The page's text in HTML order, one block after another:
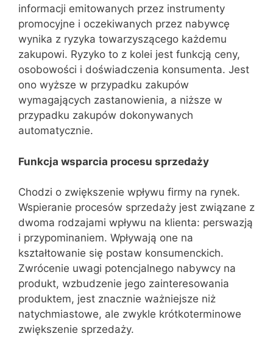
informacji emitowanych przez instrumenty
promocyjne i oczekiwanych przez nabywcę
wynika z ryzyka towarzyszącego każdemu
zakupowi. Ryzyko to z kolei jest funkcją ceny,
osobowości i doświadczenia konsumenta. Jest
ono wyższe w przypadku zakupów
wymagających zastanowienia, a niższe w
przypadku zakupów dokonywanych
automatycznie.
Funkcja wsparcia procesu sprzedaży
Chodzi o zwiększenie wpływu firmy na rynek.
Wspieranie procesów sprzedaży jest związane z
dwoma rodzajami wpływu na klienta: perswazją
i przypominaniem. Wpływają one na
kształtowanie się postaw konsumenckich.
Zwrócenie uwagi potencjalnego nabywcy na
produkt, wzbudzenie jego zainteresowania
produktem, jest znacznie ważniejsze niż
natychmiastowe, ale zwykle krótkoterminowe
zwiększenie sprzedaży.